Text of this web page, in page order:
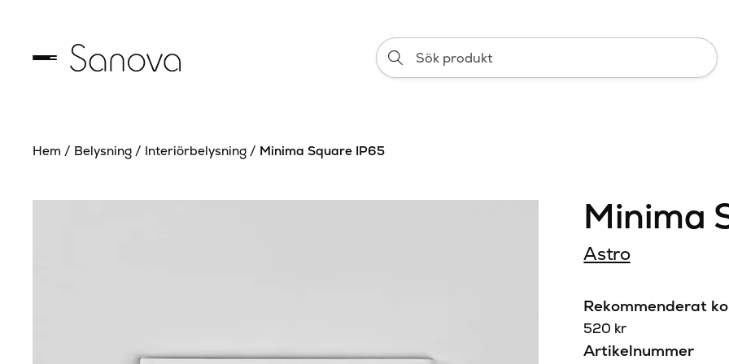
Sök
produkt
Hem / Belysning / Interiörbelysning / Minima Square IP65
Minima
Astro
Rekommenderat
520 kr
Artikelnummer